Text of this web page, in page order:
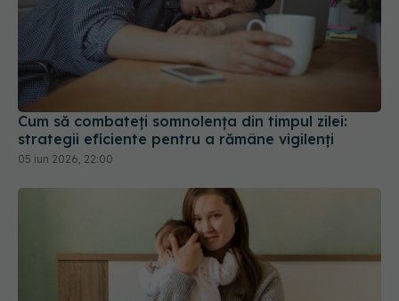
Cum să combateți somnolența din timpul zilei:
strategii eficiente pentru a rămâne vigilenți
05 iun 2026, 22:00